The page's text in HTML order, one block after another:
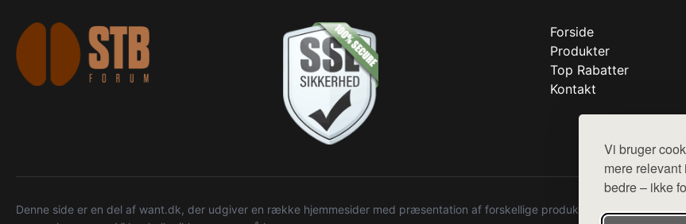
Vi bruger
mere
bedre – ikke
Forside
Produkter
Top Rabatter
Kontakt
Denne side er en del af want.dk, der udgiver en række hjemmesider med præsentation af forskellige produkter fra diverse